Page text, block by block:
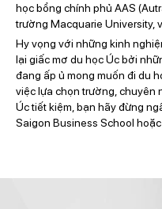
học bổng chính phủ AAS
trường Macquarie University,
Hy vọng với những kinh
lại giấc mơ du học Úc bởi
đang ấp ủ mong muốn đi du
việc lựa chọn trường, chuyên
Úc tiết kiệm, bạn hãy đừng
Saigon Business School